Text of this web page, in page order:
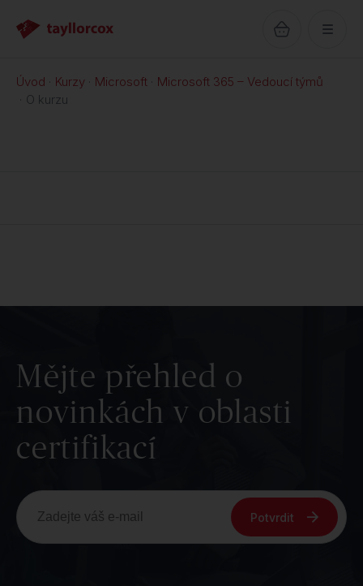
Úvod Kurzy Microsoft
Microsoft 365 – Vedoucí týmů
O kurzu
Mějte přehled o
novinkách v oblasti
certifikací
Potvrdit